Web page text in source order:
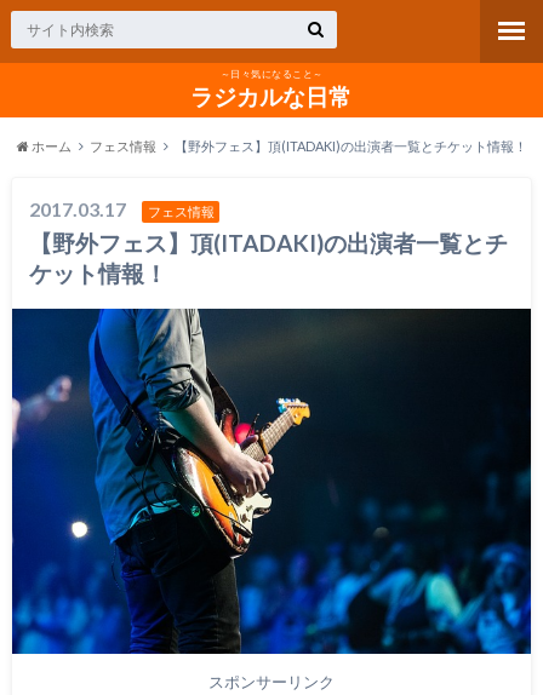
～日々気になること～
ラジカルな日常
ホーム フェス情報 【野外フェス】頂(ITADAKI)の出演者一覧とチケット情報！
2017.03.17 フェス情報
【野外フェス】頂(ITADAKI)の出演者一覧とチ
ケット情報！
スポンサーリンク